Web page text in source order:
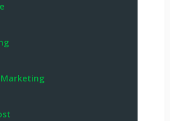
Marketing